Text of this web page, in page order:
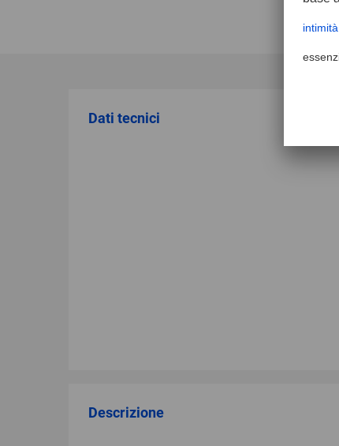
Dati tecnici
Descrizione